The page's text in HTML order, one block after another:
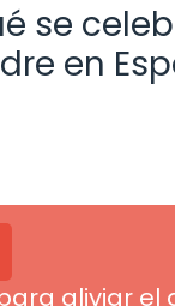
se
en
aliviar el